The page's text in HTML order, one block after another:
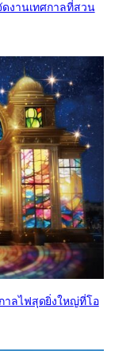
งานเทศกาลที่สวน
กาลไฟสุดยิ่งใหญ่ที่โอ